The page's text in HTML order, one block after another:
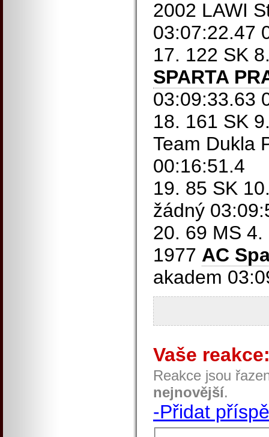
2002 LAWI
03:07:22.47
17. 122 SK
SPARTA
03:09:33.63
18. 161 SK
Team Dukla
00:16:51.4
19. 85 SK
žádný
20. 69 MS
1977 AC
akadem
Vaše
Reakce jsou
nejnovější.
-Přidat